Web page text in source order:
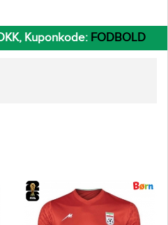
Kuponkode: FODBOLD